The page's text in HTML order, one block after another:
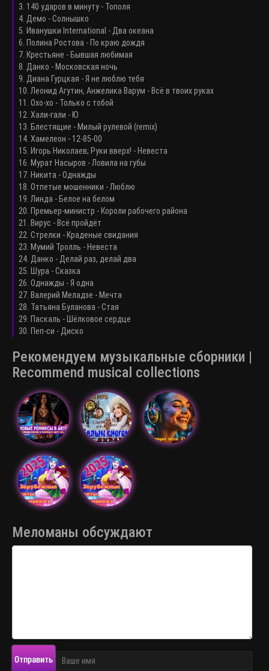
3. 140 ударов в минуту - Тополя
4. Демо - Солнышко
5. Иванушки International - Два океана
6. Полина Ростова - По краю дождя
7. Крестьяне - Бывшая любимая
8. Данко - Московская ночь
9. Диана Гурцкая - Я не люблю тебя
10. Леонид Агутин, Анжелика Варум - Всё в твоих руках
11. Охо-хо - Только с тобой
12. Хали-гали - Ю
13. Блестящие - Милый рулевой (remix)
14. Хамелеон - 12-85-00
15. Игорь Николаев; Руки вверх! - Невеста
16. Мурат Насыров - Ловила на губы
17. Никита - Однажды
18. Отпетые мошенники - Люблю
19. Линда - Белое на белом
20. Премьер-министр - Короли рабочего района
21. Вирус - Всё пройдёт
22. Стрелки - Краденые свидания
23. Мумий Тролль - Невеста
24. Данко - Делай раз, делай два
25. Шура - Сказка
26. Однажды - Я одна
27. Валерий Меладзе - Мечта
28. Татьяна Буланова - Стая
29. Паскаль - Шёлковое сердце
30. Пеп-си - Диско
Рекомендуем музыкальные сборники |
Recommend musical collections
Меломаны обсуждают
Отправить